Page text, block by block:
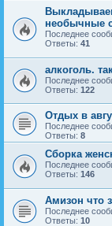
необычные
Последнее
Ответы: 41
алкоголь.
Последнее
Ответы: 122
Отдых в
Последнее
Ответы: 8
Сборка
Последнее
Ответы: 146
Амизон что
Последнее
Ответы: 10